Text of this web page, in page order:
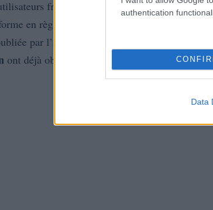
authentication
Data
français, cela signifie qu’ils devront
en règle. L’AMF recommande de vérifier
par l’autorité ou au registre tenu par l’
ont déjà obtenu leur agrément MiCA, offrant